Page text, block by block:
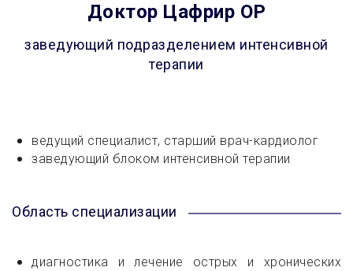
Доктор Цафрир ОР
заведующий подразделением интенсивной
терапии
ведущий специалист, старший врач-кардиолог
заведующий блоком интенсивной терапии
Область специализации
диагностика и лечение острых и хронических